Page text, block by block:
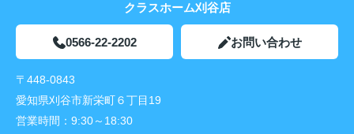
クラスホーム刈谷店
0566-22-2202 お問い合わせ
〒448-0843
愛知県刈谷市新栄町６丁目19
営業時間： 9:30～18:30